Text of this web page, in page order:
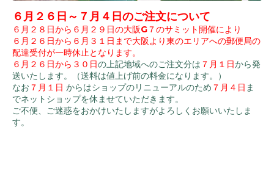
６月２６日～７月４日のご注文について
６月２８日から６月２９日の大阪G７のサミット開催により
６月２６日から６月３１日まで大阪より東のエリアへの郵便局の
配達受付が一時休止となります。
６月２６日から３０日の上記地域へのご注文分は ７月１日から発
送いたします。（送料は値上げ前の料金になります。）
なお ７月１日 からはショップのリニューアルのため ７月４日 ま
でネットショップを休ませていただきます。
ご不便、ご迷惑をおかけいたしますがよろしくお願いいたしま
す。